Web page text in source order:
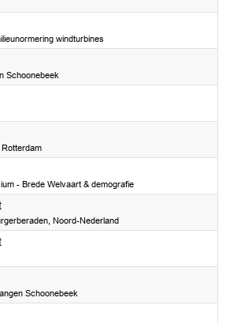
windturbines
Schoonebeek
- Brede Welvaart & demografie
2024
Noord-Nederland
2024
Schoonebeek